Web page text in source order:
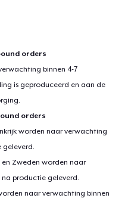
orders
binnen 4-7
is geproduceerd en aan de
orders
worden naar verwachting
en Zweden worden naar
productie geleverd.
naar verwachting binnen